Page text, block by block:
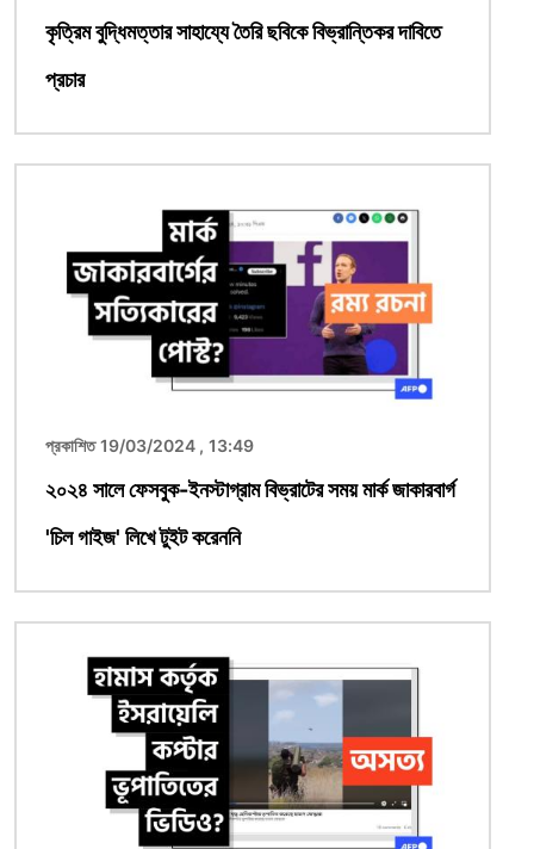
কৃত্রিম বুদ্ধিমত্তার সাহায্যে তৈরি ছবিকে বিভ্রান্তিকর দাবিতে
প্রচার
প্রকাশিত 19/03/2024 , 13:49
২০২৪ সালে ফেসবুক-ইনস্টাগ্রাম বিভ্রাটের সময় মার্ক জাকারবার্গ
'চিল গাইজ' লিখে টুইট করেননি